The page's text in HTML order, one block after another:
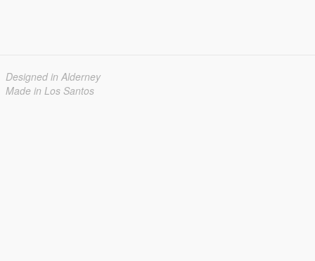
Designed in Alderney
Made in Los Santos